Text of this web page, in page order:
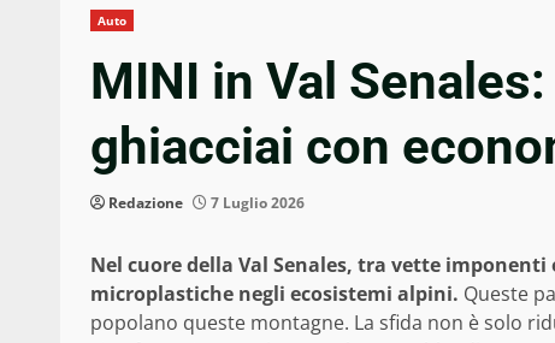
Auto
MINI in Val
ghiacciai con
Redazione 7 Luglio 2026
Nel cuore della Val Senales, tra vette
microplastiche negli ecosistemi alpini. Queste
popolano queste montagne. La sfida non è solo